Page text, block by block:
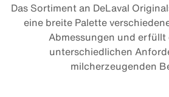
Das Sortiment an DeLaval
eine breite Palette
Abmessungen und
unterschiedlichen
milcherzeugenden